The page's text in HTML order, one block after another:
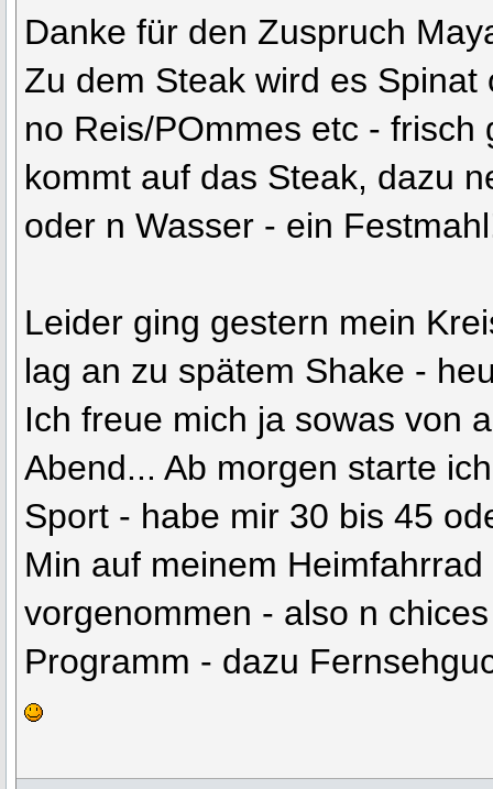
Danke für den Zuspruch
Zu dem Steak wird es
no Reis/POmmes etc - frisch
kommt auf das Steak, dazu
oder n Wasser - ein
Leider ging gestern mein
lag an zu spätem Shake -
Ich freue mich ja sowas von
Abend... Ab morgen starte
Sport - habe mir 30 bis 45
Min auf meinem
vorgenommen - also n
Programm - dazu